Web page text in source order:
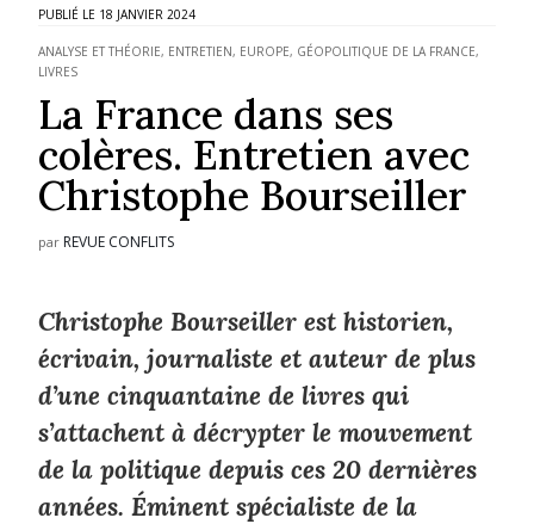
18 JANVIER 2024
ANALYSE ET THÉORIE, ENTRETIEN, EUROPE, GÉOPOLITIQUE DE LA FRANCE,
LIVRES
La France dans ses
colères. Entretien avec
Christophe Bourseiller
par REVUE CONFLITS
Christophe Bourseiller est historien,
écrivain, journaliste et auteur de plus
d’une cinquantaine de livres qui
s’attachent à décrypter le mouvement
de la politique depuis ces 20 dernières
années. Éminent spécialiste de la